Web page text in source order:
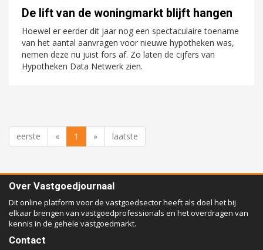
De lift van de woningmarkt blijft hangen
Hoewel er eerder dit jaar nog een spectaculaire toename
van het aantal aanvragen voor nieuwe hypotheken was,
nemen deze nu juist fors af. Zo laten de cijfers van
Hypotheken Data Netwerk zien.
eerste « 1 » laatste
Over Vastgoedjournaal
Dit online platform voor de vastgoedsector heeft als doel het bij
elkaar brengen van vastgoedprofessionals en het overdragen van
kennis in de gehele vastgoedmarkt.
Contact